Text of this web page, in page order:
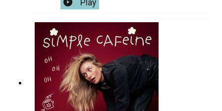
aussi je vis ca.Alors voila 5 conseils qui m'aident
mieux.J'espère que ça vous aidera,On se retrouve
sur @simplecafeine ou mon compte
perso @leajplf ?J'ai hate de te
lire!Bienveillance,S&S,Léa
Play